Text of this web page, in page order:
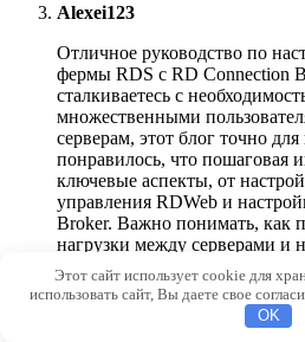
Alexei123
Отличное руководство по
фермы RDS с RD Connection
сталкиваетесь с
множественными
серверам, этот блог точно
понравилось, что пошаговая
ключевые аспекты, от
управления RDWeb и
Broker. Важно понимать, как
нагрузки между серверами и
оптимальной работы
полезно, что в статье
сертификатов для
группами в Active Directory.
Этот сайт использует cookie для
использовать сайт, Вы даете свое
OK